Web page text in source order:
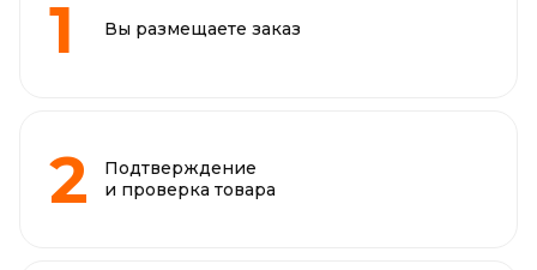
Вы размещаете заказ
Подтверждение
и проверка товара